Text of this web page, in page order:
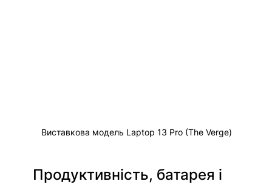
Виставкова модель Laptop 13 Pro (The Verge)
Продуктивність, батарея і